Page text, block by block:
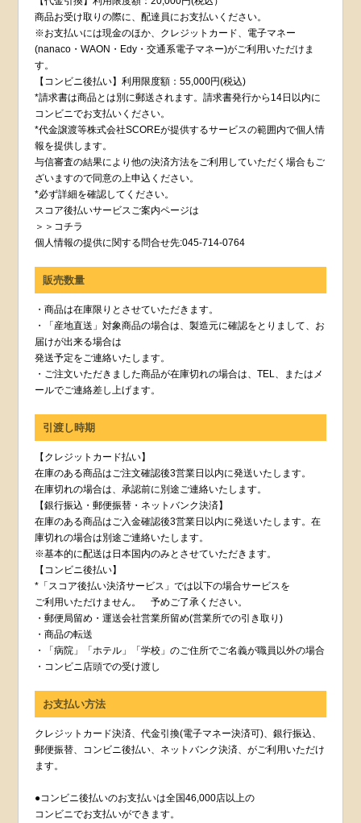
商品お受け取りの際に、配達員にお支払いください。
※お支払いには現金のほか、クレジットカード、電子マネー
(nanaco・WAON・Edy・交通系電子マネー)がご利用いただけま
す。
【コンビニ後払い】利用限度額：55,000円(税込)
*請求書は商品とは別に郵送されます。請求書発行から14日以内に
コンビニでお支払いください。
*代金譲渡等株式会社SCOREが提供するサービスの範囲内で個人情
報を提供します。
与信審査の結果により他の決済方法をご利用していただく場合もご
ざいますので同意の上申込ください。
*必ず詳細を確認してください。
スコア後払いサービスご案内ページは
＞＞コチラ
個人情報の提供に関する問合せ先:045-714-0764
販売数量
・商品は在庫限りとさせていただきます。
・「産地直送」対象商品の場合は、製造元に確認をとりまして、お
届けが出来る場合は
発送予定をご連絡いたします。
・ご注文いただきました商品が在庫切れの場合は、TEL、またはメ
ールでご連絡差し上げます。
引渡し時期
【クレジットカード払い】
在庫のある商品はご注文確認後3営業日以内に発送いたします。
在庫切れの場合は、承認前に別途ご連絡いたします。
【銀行振込・郵便振替・ネットバンク決済】
在庫のある商品はご入金確認後3営業日以内に発送いたします。在
庫切れの場合は別途ご連絡いたします。
※基本的に配送は日本国内のみとさせていただきます。
【コンビニ後払い】
*「スコア後払い決済サービス」では以下の場合サービスを
ご利用いただけません。 予めご了承ください。
・郵便局留め・運送会社営業所留め(営業所での引き取り)
・商品の転送
・「病院」「ホテル」「学校」のご住所でご名義が職員以外の場合
・コンビニ店頭での受け渡し
お支払い方法
クレジットカード決済、代金引換(電子マネー決済可)、銀行振込、
郵便振替、コンビニ後払い、ネットバンク決済、がご利用いただけ
ます。
●コンビニ後払いのお支払いは全国46,000店以上の
コンビニでお支払いができます。